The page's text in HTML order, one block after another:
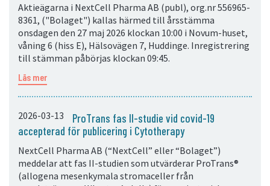
Aktieägarna i NextCell Pharma AB (publ), org.nr 556965-
8361, ("Bolaget") kallas härmed till årsstämma
onsdagen den 27 maj 2026 klockan 10:00 i Novum-huset,
våning 6 (hiss E), Hälsovägen 7, Huddinge. Inregistrering
till stämman påbörjas klockan 09:45.
Läs mer
2026-03-13
ProTrans fas II-studie vid covid-19
accepterad för publicering i Cytotherapy
NextCell Pharma AB (“NextCell” eller “Bolaget”)
meddelar att fas II-studien som utvärderar ProTrans®
(allogena mesenkymala stromaceller från